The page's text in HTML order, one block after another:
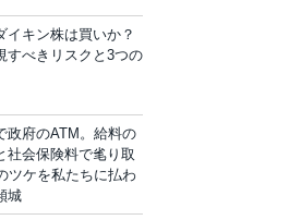
キン株は買いか？
すべきリスクと3つの
政府のATM。給料の
社会保険料で毟り取
ツケを私たちに払わ
城